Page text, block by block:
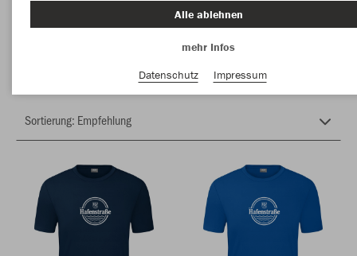
Alle ablehnen
mehr Infos
Datenschutz
Impressum